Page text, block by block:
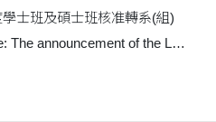
士班及碩士班核准轉系(組)
to Change Majors
Year has been enclosed